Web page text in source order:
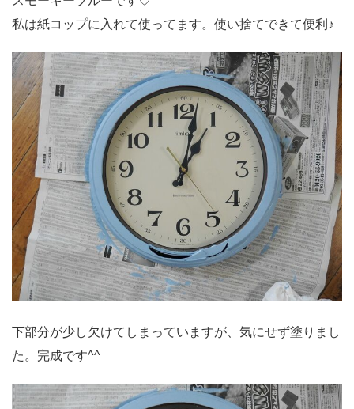
私は紙コップに入れて使ってます。使い捨てできて便利♪
下部分が少し欠けてしまっていますが、気にせず塗りまし
た。完成です^^